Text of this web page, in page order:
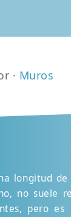
· Muros
longitud
no suele
pero es